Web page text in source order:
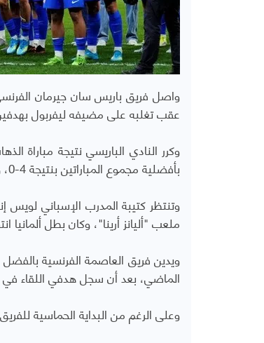
واصل فريق باريس سان جيرمان
عقب تغلبه على مضيفه ليفربول
وكرر النادي الباريسي نتيجة مباراة
بأفضلية مجموع المباراتين بنتيجة 4-0، ويصبح أول فريق فرنسي يصل لنصف النهائي للمرة الثالثة تواليا.
وتنتظر كتيبة المدرب الإسباني لويس
ملعب "أليانز أرينا"، وكان بطل ألمانيا انتصر 2-1 في
ويدين فريق العاصمة الفرنسية
الماضي، بعد أن سجل هدفي اللقاء في
وعلى الرغم من البداية الحماسية